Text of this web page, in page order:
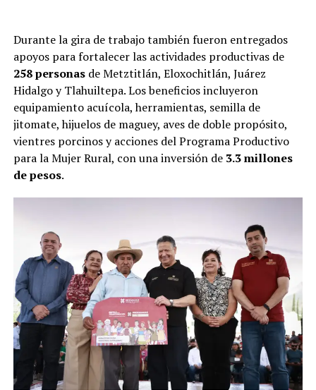
Durante la gira de trabajo también fueron entregados
apoyos para fortalecer las actividades productivas de
258 personasde Metztitlán, Eloxochitlán, Juárez
Hidalgo y Tlahuiltepa. Los beneficios incluyeron
equipamiento acuícola, herramientas, semilla de
jitomate, hijuelos de maguey, aves de doble propósito,
vientres porcinos y acciones del Programa Productivo
para la Mujer Rural, con una inversión de 3.3 millones
de pesos.